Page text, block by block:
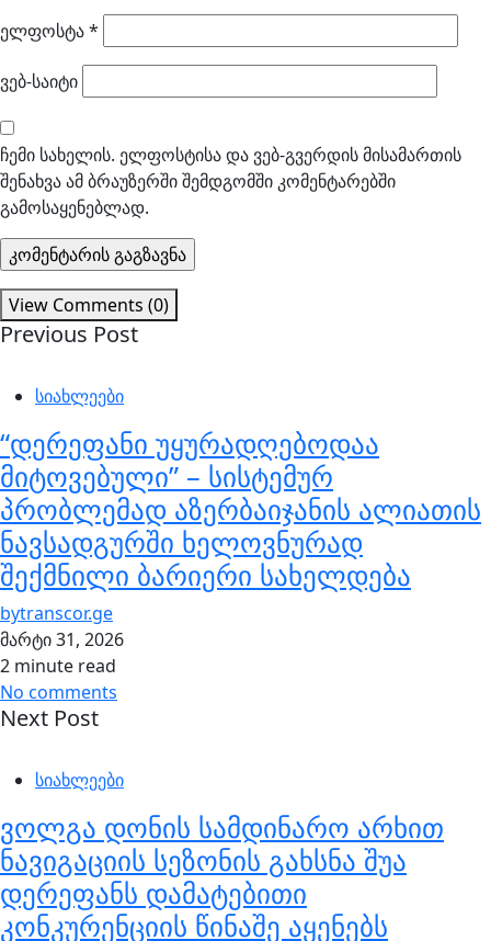
ელფოსტა*
ვებ-საიტი
ჩემი სახელის. ელფოსტისა და ვებ-გვერდის მისამართის
შენახვა ამ ბრაუზერში შემდგომში კომენტარებში
გამოსაყენებლად.
View Comments (0)
Previous Post
სიახლეები
“დერეფანი უყურადღებოდაა
მიტოვებული” – სისტემურ
პრობლემად აზერბაიჯანის ალიათის
ნავსადგურში ხელოვნურად
შექმნილი ბარიერი სახელდება
bytranscor.ge
მარტი 31, 2026
2 minute read
No comments
Next Post
სიახლეები
ვოლგა დონის სამდინარო არხით
ნავიგაციის სეზონის გახსნა შუა
დერეფანს დამატებითი
კონკურენციის წინაშე აყენებს